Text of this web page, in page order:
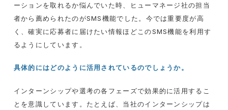
ーションを取れるか悩んでいた時、ヒューマネージ社の担当
者から薦められたのがSMS機能でした。今では重要度が高
く、確実に応募者に届けたい情報ほどこのSMS機能を利用す
るようにしています。
具体的にはどのように活用されているのでしょうか。
インターンシップや選考の各フェーズで効果的に活用するこ
とを意識しています。たとえば、当社のインターンシップは